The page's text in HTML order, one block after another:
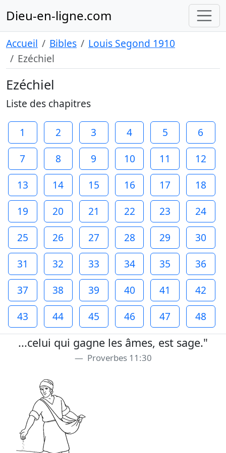
Dieu-en-ligne.com
Accueil Bibles
Louis Segond 1910
Ezéchiel
Ezéchiel
Liste des chapitres
1 2 3 4 5
6
7
8 9 10 11
12
13
14 15 16 17
18
19
20 21 22 23
24
25
26 27 28 29
30
31
32 33 34 35
36
37
38 39 40 41
42
43
44 45 46 47 48
...celui qui gagne les âmes, est sage."
Proverbes 11:30